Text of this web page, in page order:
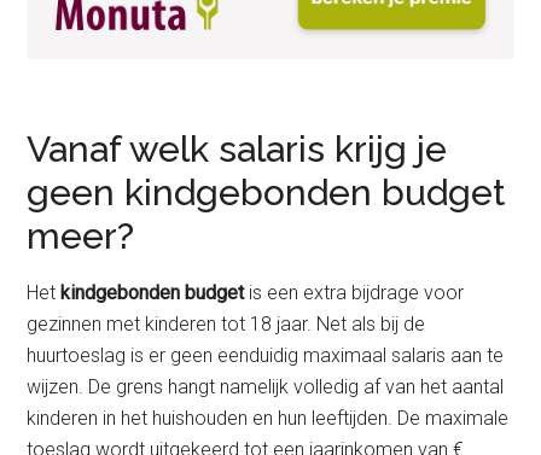
Vanaf welk salaris krijg je
geen kindgebonden budget
meer?
Het kindgebonden budget is een extra bijdrage voor
gezinnen met kinderen tot 18 jaar. Net als bij de
huurtoeslag is er geen eenduidig maximaal salaris aan te
wijzen. De grens hangt namelijk volledig af van het aantal
kinderen in het huishouden en hun leeftijden. De maximale
toeslag wordt uitgekeerd tot een jaarinkomen van €